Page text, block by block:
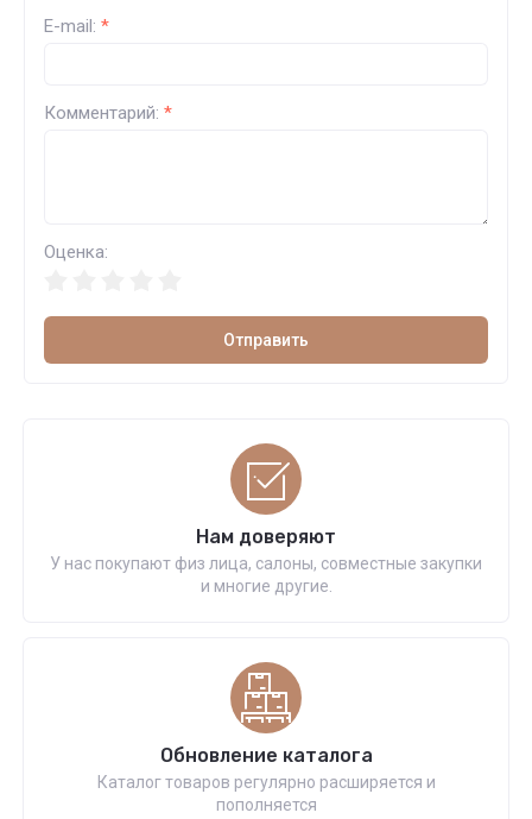
E-mail: *
Комментарий: *
Оценка:
Отправить
Нам доверяют
У нас покупают физ лица, салоны, совместные закупки
и многие другие.
Обновление каталога
Каталог товаров регулярно расширяется и
пополняется